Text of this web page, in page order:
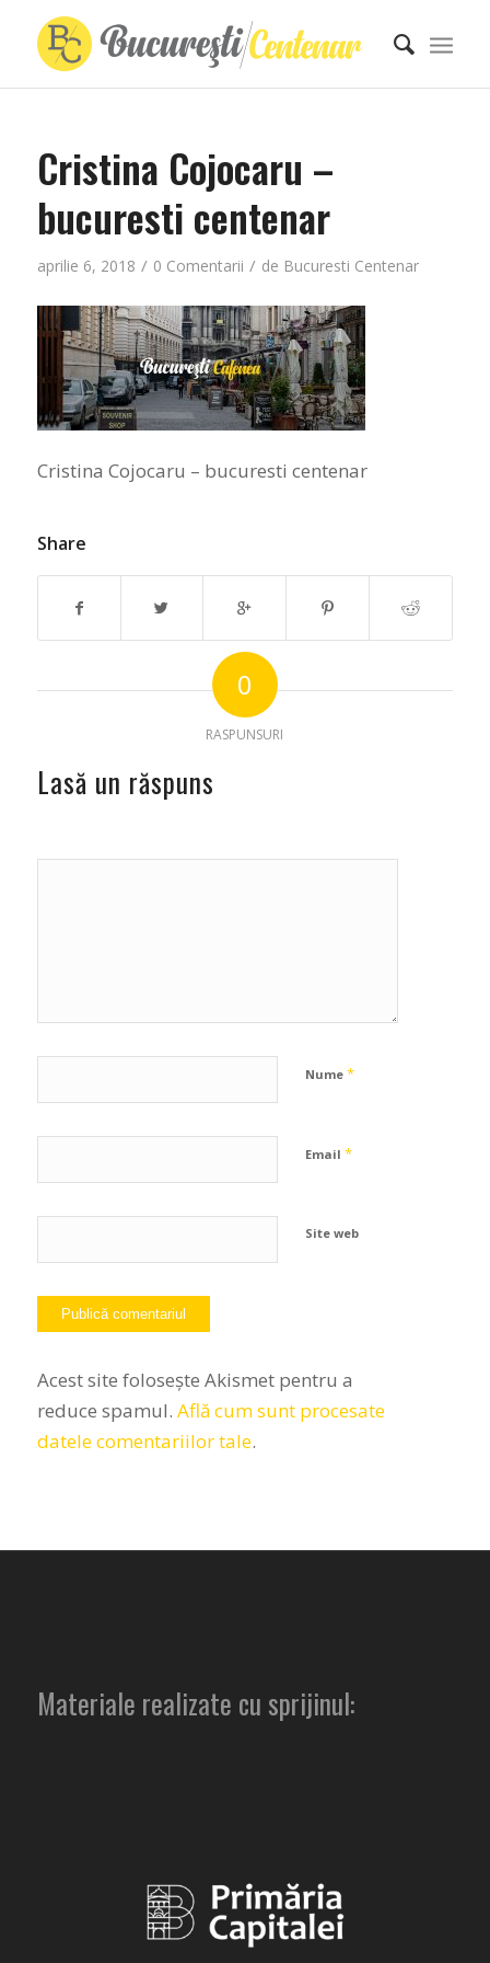
Cristina Cojocaru –
bucuresti centenar
aprilie 6, 2018 / 0 Comentarii / de Bucuresti Centenar
Cristina Cojocaru – bucuresti centenar
Share
0
RASPUNSURI
Lasă un răspuns
Nume *
Email *
Site web
Acest site folosește Akismet pentru a
reduce spamul. Află cum sunt procesate
datele comentariilor tale.
Materiale realizate cu sprijinul: